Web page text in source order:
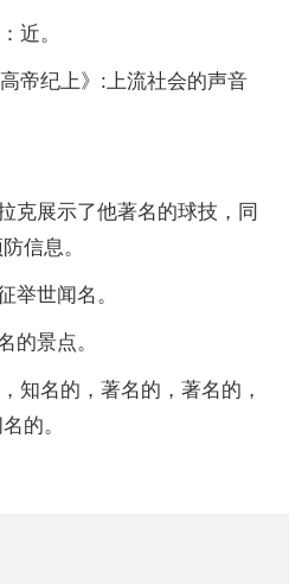
近。
帝纪上》:上流社会的声音
克展示了他著名的球技，同
信息。
举世闻名。
的景点。
知名的，著名的，著名的，
的。